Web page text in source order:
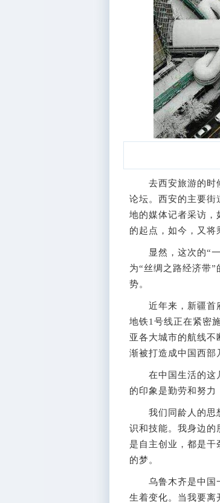
去西安旅游的时候
论坛。西安的主要街
地的媒体记者采访，
的起点，如今，又将
显然，这次的“一
为“丝绸之路经济带
势。
近年来，新疆首府
地铁1号线正在紧密
亚各大城市的航线
渐被打造成中国西部
在中国生活的这几
的印象是勤劳和努力
我们同龄人的思想
识和技能。我身边的
是自主创业，都是干
的梦。
乌鲁木齐是中国一
生着变化。当我要离